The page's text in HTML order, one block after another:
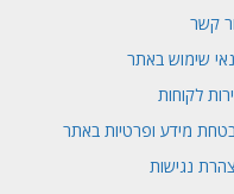
קשר
שימוש באתר
לקוחות
מידע ופרטיות באתר
נגישות